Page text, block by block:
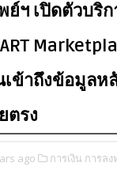
ย์ฯ เปิดตัวบริ
ข้าถึงข้อมูลห
ตรง
ago การเงิน การล